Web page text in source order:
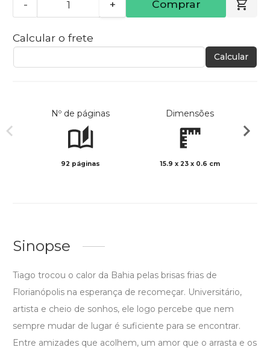
- + Comprar
Calcular o frete
Calcular
Nº de páginas
92 páginas
Dimensões
15.9 x 23 x 0.6 cm
Sinopse
Tiago trocou o calor da Bahia pelas brisas frias de
Florianópolis na esperança de recomeçar. Universitário,
artista e cheio de sonhos, ele logo percebe que nem
sempre mudar de lugar é suficiente para se encontrar.
Entre amizades que acolhem, um amor que o arrasta e os